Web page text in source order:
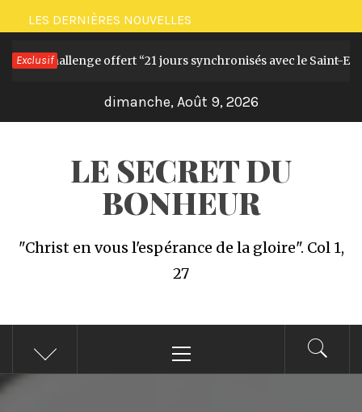
Passer
au
contenu
LES DERNIÈRES NOUVELLES
Exclusif
le Challenge offert “21 jours synchronisés avec le Saint-
dimanche, Août 9, 2026
LE SECRET DU
BONHEUR
"Christ en vous l'espérance de la gloire". Col 1,
27
principal